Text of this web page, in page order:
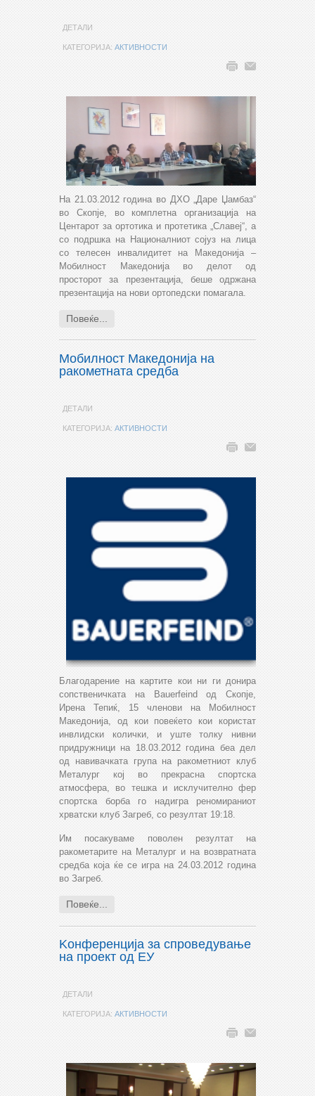
ДЕТАЛИ
КАТЕГОРИЈА: АКТИВНОСТИ
На 21.03.2012 година во ДХО „Даре Џамбаз“
во Скопје, во комплетна организација на
Центарот за ортотика и протетика „Славеј“, а
со подршка на Националниот сојуз на лица
со телесен инвалидитет на Македонија –
Мобилност Македонија во делот од
просторот за презентација, беше одржана
презентација на нови ортопедски помагала.
Повеќе...
Мобилност Македонија на
ракометната средба
ДЕТАЛИ
КАТЕГОРИЈА: АКТИВНОСТИ
Благодарение на картите кои ни ги донира
сопственичката на Bauerfeind од Скопје,
Ирена Тепиќ, 15 членови на Мобилност
Македонија, од кои повеќето кои користат
инвлидски колички, и уште толку нивни
придружници на 18.03.2012 година беа дел
од навивачката група на ракометниот клуб
Металург кој во прекрасна спортска
атмосфера, во тешка и исклучително фер
спортска борба го надигра реномираниот
хрватски клуб Загреб, со резултат 19:18.
Им посакуваме поволен резултат на
ракометарите на Металург и на возвратната
средба која ќе се игра на 24.03.2012 година
во Загреб.
Повеќе...
Kонференција за спроведување
на проект од ЕУ
ДЕТАЛИ
КАТЕГОРИЈА: АКТИВНОСТИ